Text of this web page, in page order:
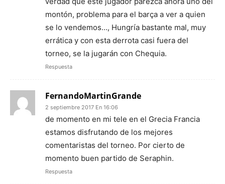
montón, problema para el barça a ver a quien
se lo vendemos…, Hungría bastante mal, muy
errática y con esta derrota casi fuera del
torneo, se la jugarán con Chequia.
Respuesta
FernandoMartinGrande
2 septiembre 2017 En 16:06
de momento en mi tele en el Grecia Francia
estamos disfrutando de los mejores
comentaristas del torneo. Por cierto de
momento buen partido de Seraphin.
Respuesta